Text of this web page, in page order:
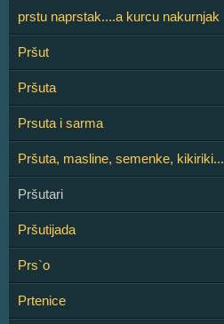
prstu naprstak....a kurcu nakurnjak
Pršut
Pršuta
Prsuta i sarma
Pršuta, masline, semenke, kikiriki...
Pršutari
Pršutijada
Prs`o
Prtenice